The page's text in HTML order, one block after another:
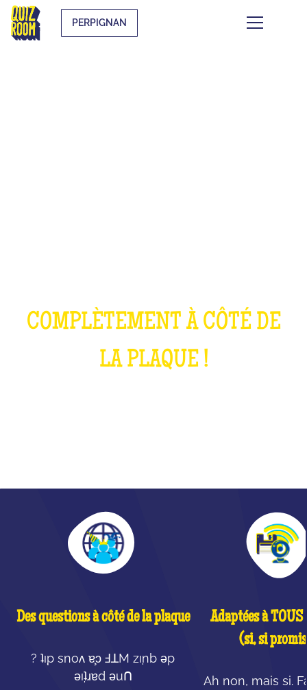
PERPIGNAN
COMPLÈTEMENT À CÔTÉ DE
LA PLAQUE !
Des questions à côté de la plaque
? ʇı̣p snoʌ ɐ̧ɔ ℲꓕM zı̣nb ǝp
ǝı̣ʇɹɐd ǝuꓵ
Adaptées à TOUS
(si, si
Ah non, mais si.